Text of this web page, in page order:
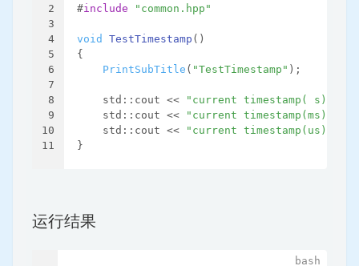
2
3
4
5
6
7
8
9
10
11
#include "common.hpp"
void TestTimestamp ()
{
PrintSubTitle ( "TestTimestamp" );
    std::cout <<
"current timestamp( s): "
    std::cout <<
"current timestamp(ms): "
    std::cout <<
"current timestamp(us): "
}
运行结果